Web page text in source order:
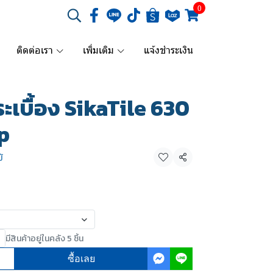
0
ติดต่อเรา เพิ่มเติม แจ้งชำระเงิน
เบื้อง SikaTile 630
แชร์
มีสินค้าอยู่ในคลัง 5 ชิ้น
ซื้อเลย